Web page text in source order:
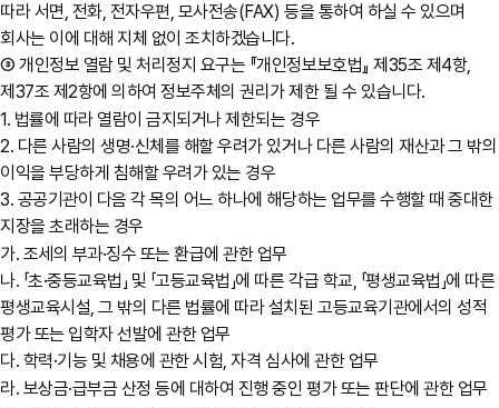
따라 서면, 전화, 전자우편, 모사전송(FAX) 등을 통하여 하실 수 있으며
회사는 이에 대해 지체 없이 조치하겠습니다.
③ 개인정보 열람 및 처리정지 요구는 『개인정보보호법』 제35조 제4항,
제37조 제2항에 의하여 정보주체의 권리가 제한 될 수 있습니다.
1. 법률에 따라 열람이 금지되거나 제한되는 경우
2. 다른 사람의 생명·신체를 해할 우려가 있거나 다른 사람의 재산과 그 밖의
이익을 부당하게 침해할 우려가 있는 경우
3. 공공기관이 다음 각 목의 어느 하나에 해당하는 업무를 수행할 때 중대한
지장을 초래하는 경우
가. 조세의 부과·징수 또는 환급에 관한 업무
나. 「초·중등교육법」 및 「고등교육법」에 따른 각급 학교, 「평생교육법」에 따른
평생교육시설, 그 밖의 다른 법률에 따라 설치된 고등교육기관에서의 성적
평가 또는 입학자 선발에 관한 업무
다. 학력·기능 및 채용에 관한 시험, 자격 심사에 관한 업무
라. 보상금·급부금 산정 등에 대하여 진행 중인 평가 또는 판단에 관한 업무